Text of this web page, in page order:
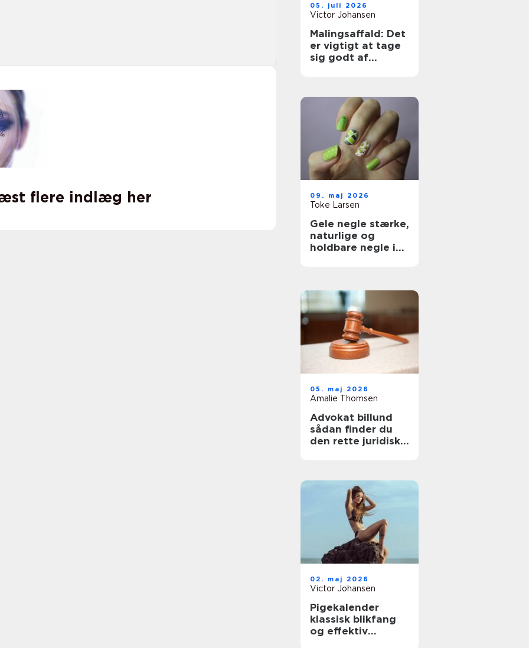
flere indlæg her
05. juli 2026
Victor Johansen
Malingsaffald: Det
er vigtigt at tage
sig godt af
09. maj 2026
Toke Larsen
Gele negle stærke,
naturlige og
holdbare negle i
05. maj 2026
Amalie Thomsen
Advokat billund
sådan finder du
den rette juridiske
02. maj 2026
Victor Johansen
Pigekalender
klassisk blikfang
og effektiv